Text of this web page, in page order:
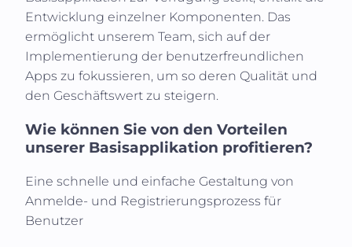
Entwicklung einzelner Komponenten. Das
ermöglicht unserem Team, sich auf der
Implementierung der benutzerfreundlichen
Apps zu fokussieren, um so deren Qualität und
den Geschäftswert zu steigern.
Wie können Sie von den Vorteilen
unserer Basisapplikation profitieren?
Eine schnelle und einfache Gestaltung von
Anmelde- und Registrierungsprozess für
Benutzer